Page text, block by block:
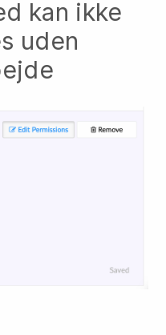
kan ikke
uden